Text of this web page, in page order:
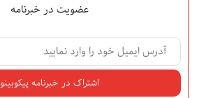
عضویت در خبرنامه